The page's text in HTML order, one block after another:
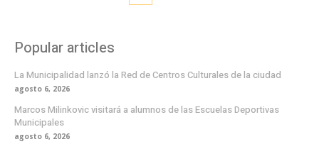
Popular articles
La Municipalidad lanzó la Red de Centros Culturales de la ciudad
agosto 6, 2026
Marcos Milinkovic visitará a alumnos de las Escuelas Deportivas
Municipales
agosto 6, 2026